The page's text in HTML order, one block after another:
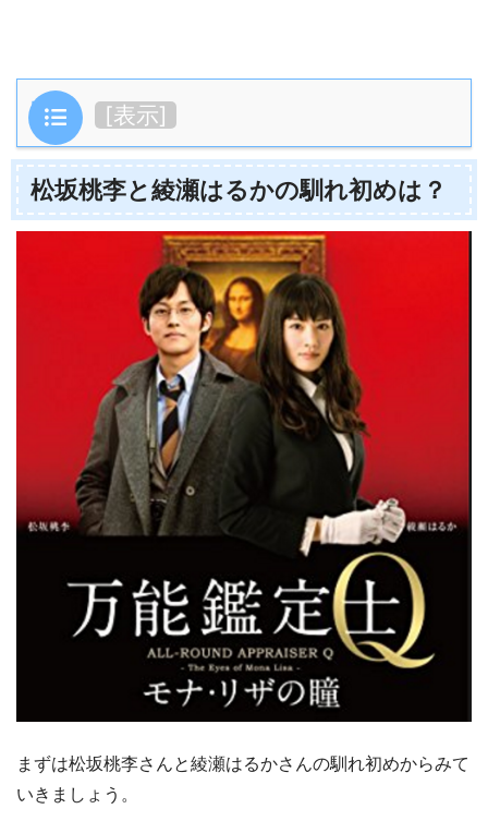
目次 [表示]
松坂桃李と綾瀬はるかの馴れ初めは？
まずは松坂桃李さんと綾瀬はるかさんの馴れ初めからみて
いきましょう。